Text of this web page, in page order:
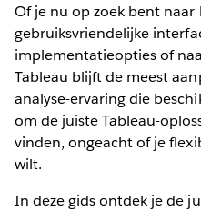
Of je nu op zoek bent naar
gebruiksvriendelijke
implementatieopties of
Tableau blijft de meest
analyse-ervaring die
om de juiste Tableau-
vinden, ongeacht of je
wilt.
In deze gids ontdek je de